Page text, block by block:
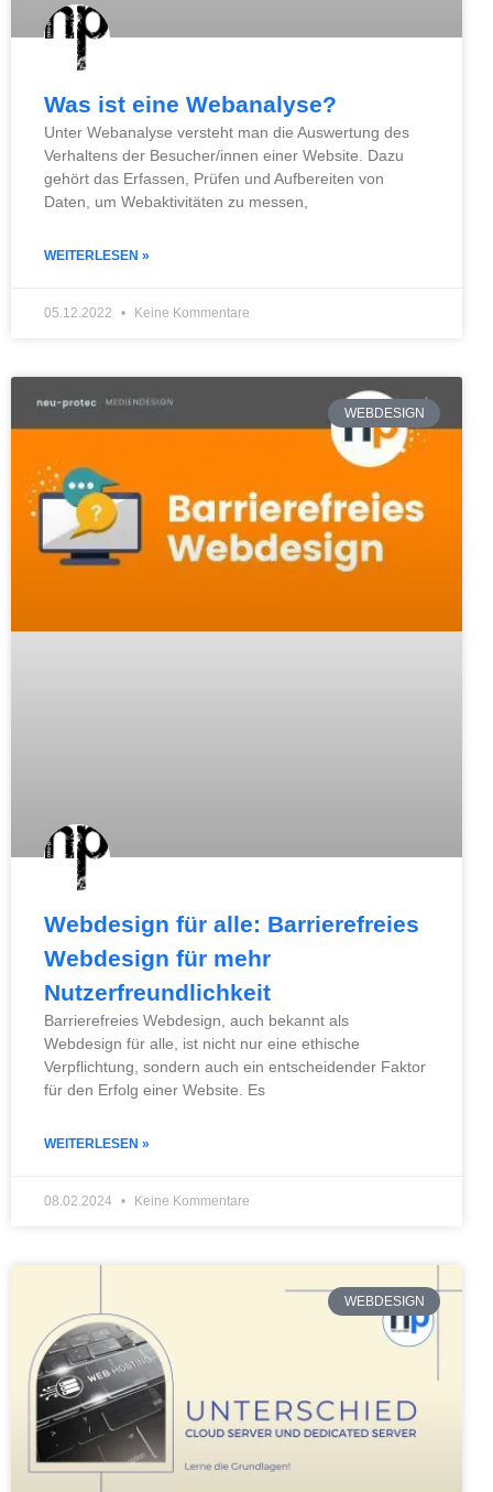
Was ist eine Webanalyse?
Unter Webanalyse versteht man die Auswertung des
Verhaltens der Besucher/innen einer Website. Dazu
gehört das Erfassen, Prüfen und Aufbereiten von
Daten, um Webaktivitäten zu messen,
WEITERLESEN »
05.12.2022 Keine Kommentare
WEBDESIGN
Webdesign für alle: Barrierefreies
Webdesign für mehr
Nutzerfreundlichkeit
Barrierefreies Webdesign, auch bekannt als
Webdesign für alle, ist nicht nur eine ethische
Verpflichtung, sondern auch ein entscheidender Faktor
für den Erfolg einer Website. Es
WEITERLESEN »
08.02.2024 Keine Kommentare
WEBDESIGN